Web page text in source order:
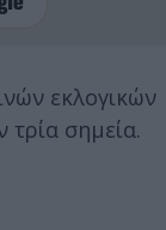
εκλογικών
σημεία.